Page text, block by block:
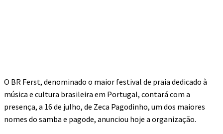
O BR Ferst, denominado o maior festival de praia dedicado à
música e cultura brasileira em Portugal, contará com a
presença, a 16 de julho, de Zeca Pagodinho, um dos maiores
nomes do samba e pagode, anunciou hoje a organização.